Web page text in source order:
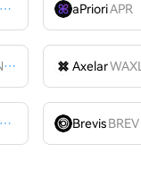
wrapped stUSDT WSTUSDTaPrioriAPR
AxelarWAXL
Velodrome Finance VELODROME
BrevisBREV